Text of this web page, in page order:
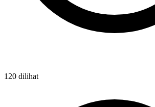
120 dilihat